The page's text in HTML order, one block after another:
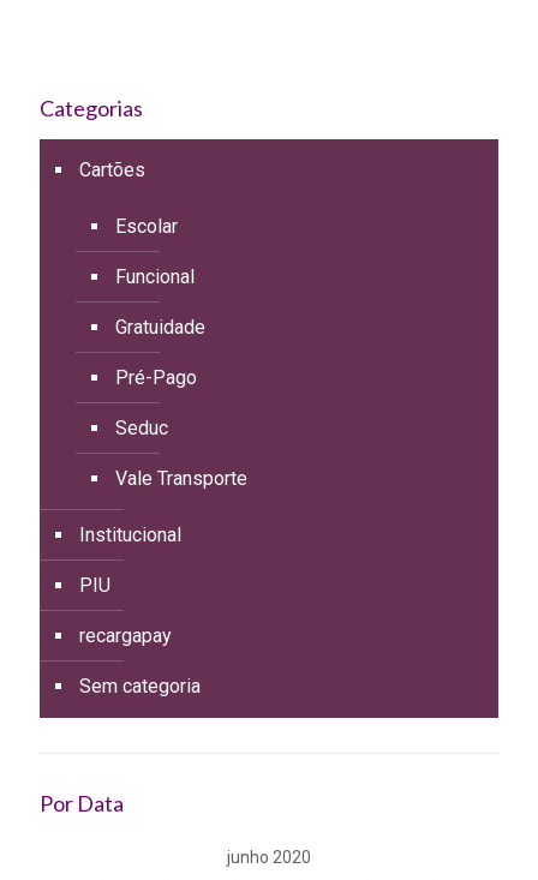
Categorias
Cartões
Escolar
Funcional
Gratuidade
Pré-Pago
Seduc
Vale Transporte
Institucional
PIU
recargapay
Sem categoria
Por Data
junho 2020